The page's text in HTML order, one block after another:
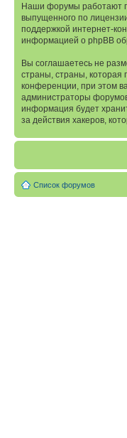
Наши форумы работают
выпущенного по
поддержкой интернет-
информацией о phpBB
Вы соглашаетесь не
страны, страны, которая
конференции, при этом
администраторы
информация будет
за действия хакеров,
Список форумов